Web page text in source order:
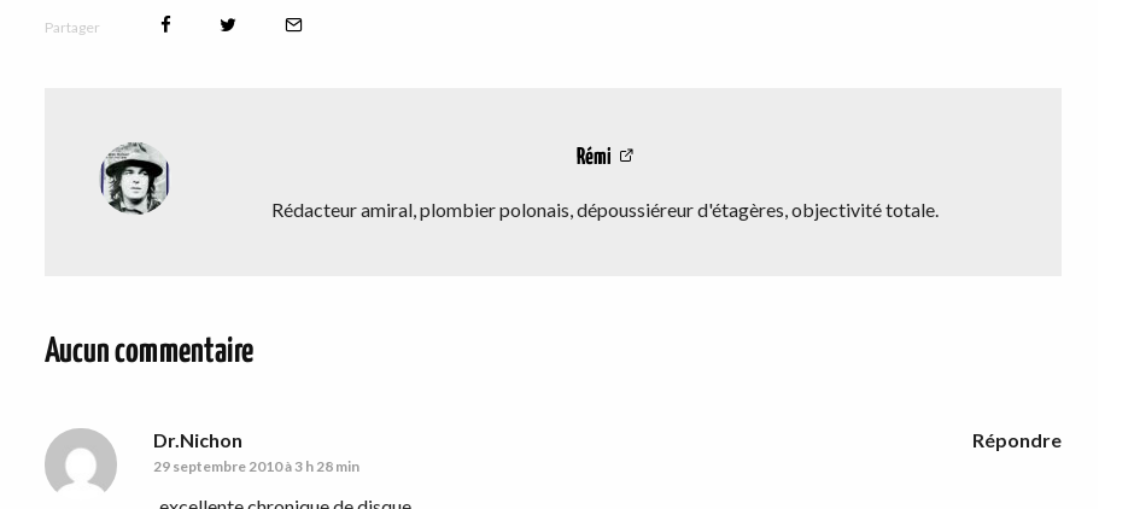
Partager
Rémi
Rédacteur amiral, plombier polonais, dépoussiéreur d'étagères, objectivité totale.
Aucun commentaire
Dr.Nichon
29 septembre 2010 à 3 h 28 min
Répondre